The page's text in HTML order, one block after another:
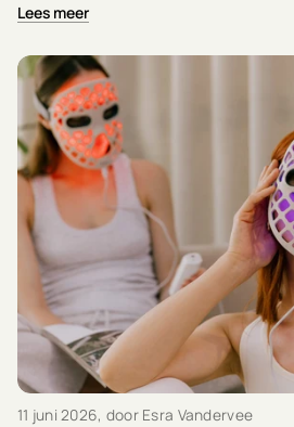
Lees meer
11 juni 2026, door Esra Vandervee